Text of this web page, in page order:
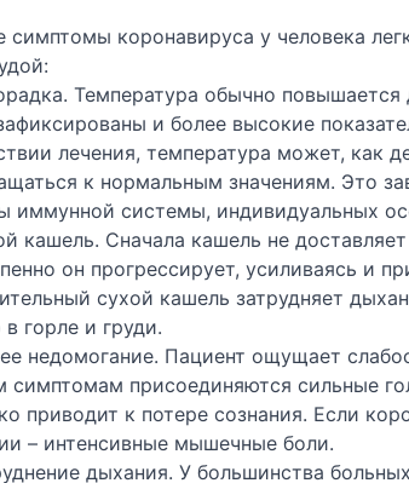
симптомы коронавируса у человека
Температура обычно
и более высокие
лечения, температура может, как
к нормальным значениям. Это
иммунной системы, индивидуальных
кашель. Сначала кашель не
он прогрессирует, усиливаясь и
сухой кашель затрудняет
горле и груди.
недомогание. Пациент ощущает
симптомам присоединяются сильные
приводит к потере сознания. Если
– интенсивные мышечные боли.
дыхания. У большинства